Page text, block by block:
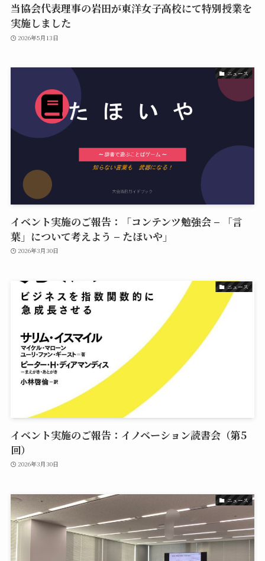
当協会代表理事の岩田が東洋女子高校にて特別授業を
実施しました
2026年5月13日
ニュース
イベント実施のご報告：「コンテンツ勉強会 – 「言
葉」について考えよう – たほいや」
2026年3月30日
ニュース
イベント実施のご報告：イノベーション読書会（第5
回）
2026年3月30日
ニュース